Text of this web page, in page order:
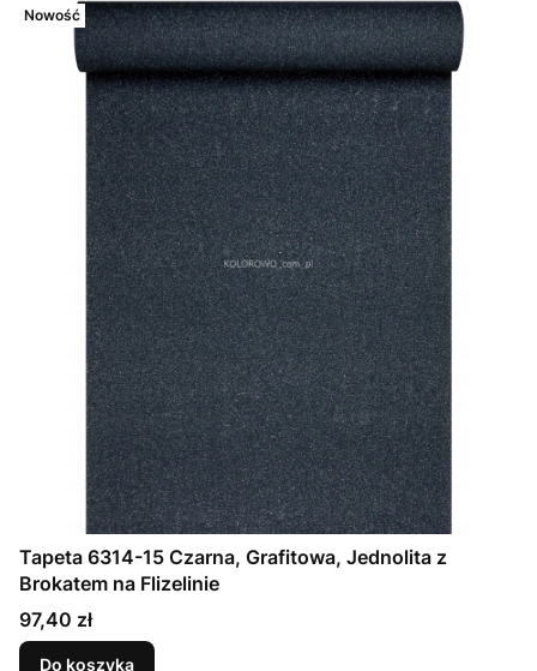
Nowość
Tapeta 6314-15 Czarna, Grafitowa, Jednolita z
Brokatem na Flizelinie
Cena
97,40 zł
Do koszyka